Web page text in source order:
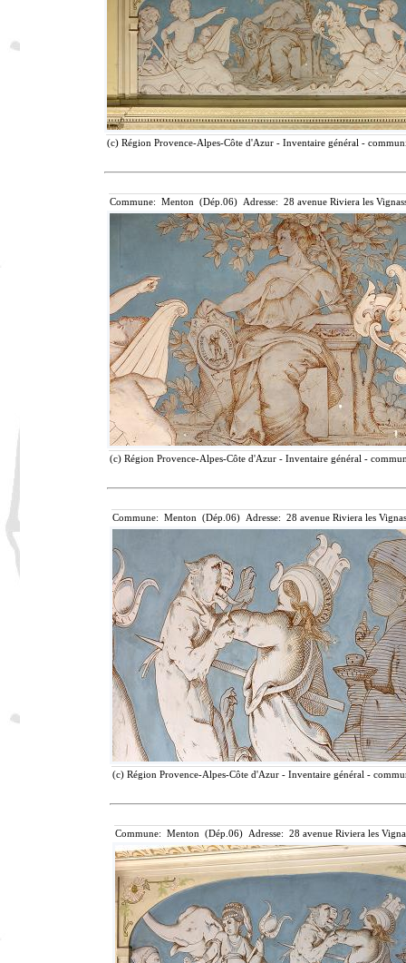
(c) Région Provence-Alpes-Côte d'Azur - Inventaire général -
Commune: Menton (Dép.06) Adresse: 28 avenue Riviera les
(c) Région Provence-Alpes-Côte d'Azur - Inventaire général -
Commune: Menton (Dép.06) Adresse: 28 avenue Riviera les
(c) Région Provence-Alpes-Côte d'Azur - Inventaire général -
Commune: Menton (Dép.06) Adresse: 28 avenue Riviera les